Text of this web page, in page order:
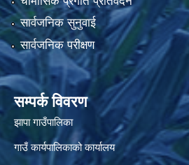
सार्वजनिक सुनुवाई
सार्वजनिक परीक्षण
सम्पर्क विवरण
झापा गाउँपालिका
गाउँ कार्यपालिकाको कार्यालय